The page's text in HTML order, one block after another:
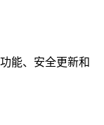
能、安全更新和